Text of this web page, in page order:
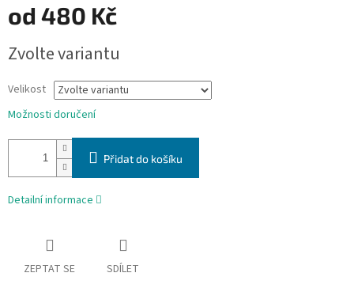
od 480 Kč
cena:
Zvolte variantu
Velikost
Možnosti doručení
Přidat do košíku
Detailní informace
ZEPTAT SE SDÍLET